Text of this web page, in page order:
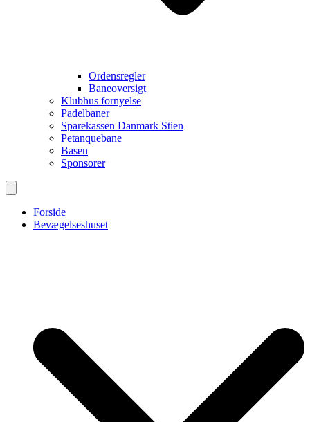
Ordensregler
Baneoversigt
Klubhus fornyelse
Padelbaner
Sparekassen Danmark Stien
Petanquebane
Basen
Sponsorer
Forside
Bevægelseshuset